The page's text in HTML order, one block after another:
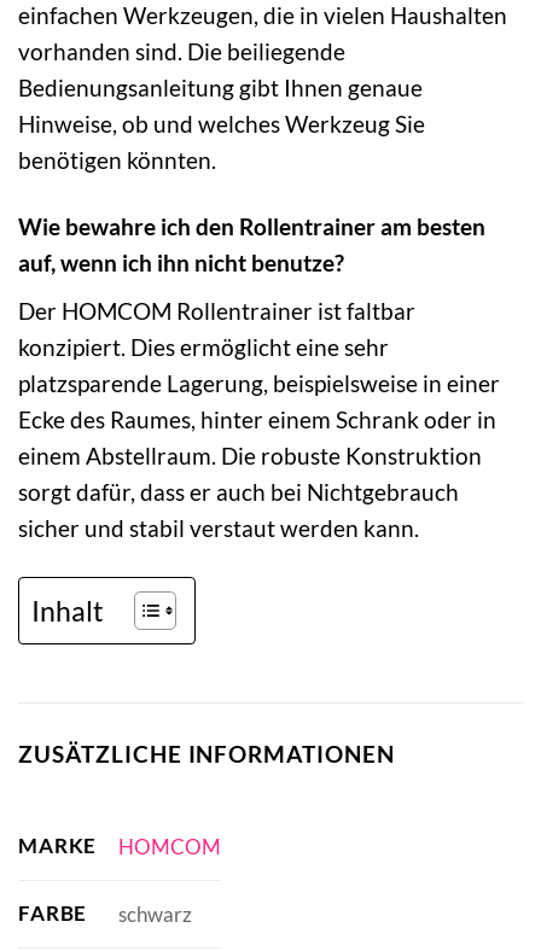
einfachen Werkzeugen, die in vielen Haushalten
vorhanden sind. Die beiliegende
Bedienungsanleitung gibt Ihnen genaue
Hinweise, ob und welches Werkzeug Sie
benötigen könnten.
Wie bewahre ich den Rollentrainer am besten
auf, wenn ich ihn nicht benutze?
Der HOMCOM Rollentrainer ist faltbar
konzipiert. Dies ermöglicht eine sehr
platzsparende Lagerung, beispielsweise in einer
Ecke des Raumes, hinter einem Schrank oder in
einem Abstellraum. Die robuste Konstruktion
sorgt dafür, dass er auch bei Nichtgebrauch
sicher und stabil verstaut werden kann.
Inhalt
ZUSÄTZLICHE INFORMATIONEN
MARKE HOMCOM
FARBE schwarz